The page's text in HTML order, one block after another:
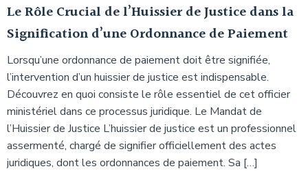
Le Rôle Crucial de l’Huissier de Justice dans la
Signification d’une Ordonnance de Paiement
Lorsqu’une ordonnance de paiement doit être signifiée,
l’intervention d’un huissier de justice est indispensable.
Découvrez en quoi consiste le rôle essentiel de cet officier
ministériel dans ce processus juridique. Le Mandat de
l’Huissier de Justice L’huissier de justice est un professionnel
assermenté, chargé de signifier officiellement des actes
juridiques, dont les ordonnances de paiement. Sa […]